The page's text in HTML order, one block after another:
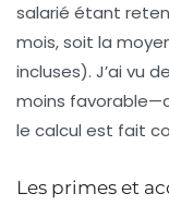
salarié étant
mois, soit la
incluses). J’ai vu
moins
le calcul est fait
Les primes et